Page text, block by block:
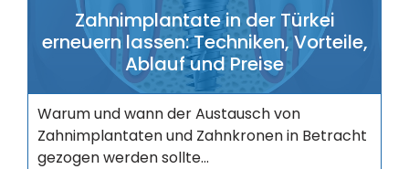
Zahnimplantate in der Türkei
erneuern lassen: Techniken, Vorteile,
Ablauf und Preise
Warum und wann der Austausch von
Zahnimplantaten und Zahnkronen in Betracht
gezogen werden sollte...